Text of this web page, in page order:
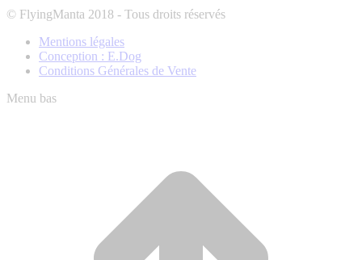
© FlyingManta 2018 - Tous droits réservés
Mentions légales
Conception : E.Dog
Conditions Générales de Vente
Menu bas